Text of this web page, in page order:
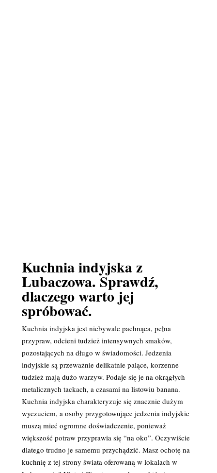
Kuchnia indyjska z
Lubaczowa. Sprawdź,
dlaczego warto jej
spróbować.
Kuchnia indyjska jest niebywale pachnąca, pełna
przypraw, odcieni tudzież intensywnych smaków,
pozostających na długo w świadomości. Jedzenia
indyjskie są przeważnie delikatnie palące, korzenne
tudzież mają dużo warzyw. Podaje się je na okrągłych
metalicznych tackach, a czasami na listowiu banana.
Kuchnia indyjska charakteryzuje się znacznie dużym
wyczuciem, a osoby przygotowujące jedzenia indyjskie
muszą mieć ogromne doświadczenie, ponieważ
większość potraw przyprawia się “na oko”. Oczywiście
dlatego trudno je samemu przychądzić. Masz ochotę na
kuchnię z tej strony świata oferowaną w lokalach w